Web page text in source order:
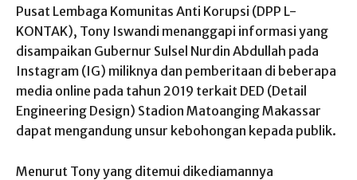
Pusat Lembaga Komunitas Anti Korupsi (DPP L-
KONTAK), Tony Iswandi menanggapi informasi yang
disampaikan Gubernur Sulsel Nurdin Abdullah pada
Instagram (IG) miliknya dan pemberitaan di beberapa
media online pada tahun 2019 terkait DED (Detail
Engineering Design) Stadion Matoanging Makassar
dapat mengandung unsur kebohongan kepada publik.
Menurut Tony yang ditemui dikediamannya